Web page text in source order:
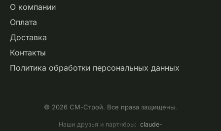
О компании
Оплата
Доставка
Контакты
Политика обработки персональных данных
© 2026 СМ-Строй. Все права защищены.
Наши друзья и партнёры: claude-